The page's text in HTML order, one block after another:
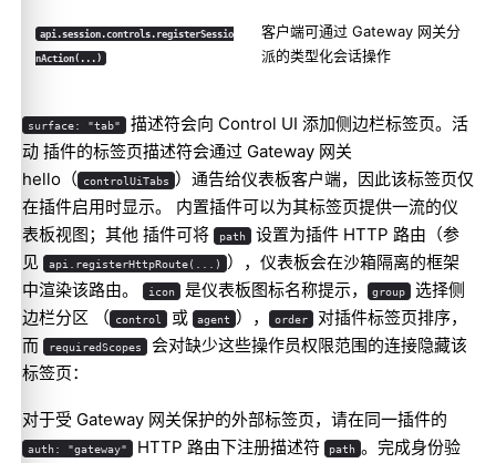
api.session.controls.registerSessio
nAction(...)
客户端可通过 Gateway 网关分
派的类型化会话操作
surface: "tab" 描述符会向 Control UI 添加侧边栏标签页。活
动 插件的标签页描述符会通过 Gateway 网关
hello（ controlUiTabs ）通告给仪表板客户端，因此该标签页仅
在插件启用时显示。 内置插件可以为其标签页提供一流的仪
表板视图；其他 插件可将
path 设置为插件 HTTP 路由（参
见
api.registerHttpRoute(...) ），仪表板会在沙箱隔离的框架
中渲染该路由。
icon 是仪表板图标名称提示， group
选择侧
边栏分区 （ control 或 agent ）， order 对插件标签页排序，
而
requiredScopes 会对缺少这些操作员权限范围的连接隐藏该
标签页：
对于受 Gateway 网关保护的外部标签页，请在同一插件的
auth: "gateway" HTTP 路由下注册描述符 path 。完成身份验